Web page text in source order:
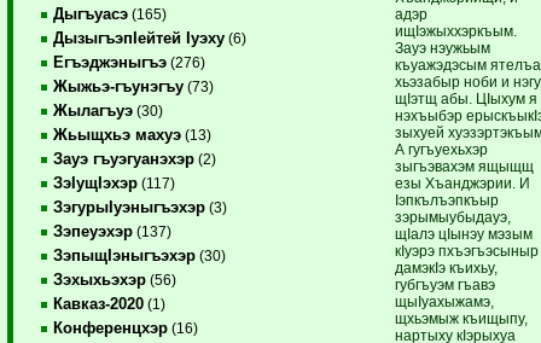
Дыгъуасэ (165)
ДызыгъэпIейтей Iуэху (6)
Егъэджэныгъэ (276)
Жыжьэ-гъунэгъу (73)
Жылагъуэ (30)
Жьыщхьэ махуэ (13)
Зауэ гъуэгуанэхэр (2)
ЗэIущIэхэр (117)
ЗэгурыIуэныгъэхэр (3)
Зэпеуэхэр (137)
ЗэпыщIэныгъэхэр (30)
Зэхыхьэхэр (56)
Кавказ-2020 (1)
Конференцхэр (16)
адэр
ищIэжыххэркъым.
Зауэ нэужьым
къуажэдэсым ятелъа
хьэзабыр ноби и нэгу
щIэтщ абы. ЦIыхум я
нэхъыбэр
зыхуей
А гугъуехьхэр
зыгъэвахэм ящыщщ
езы Хъанджэрии. И
Iэпкълъэпкъыр
зэрымыубыдауэ,
щIалэ цIынэу мэзым
кIуэрэ пхъэгъэсыныр
дамэкIэ къихьу,
губгъуэм гъавэ
щыIуахыжамэ,
щхьэмыж къищыпу,
нартыху кIэрыхуа